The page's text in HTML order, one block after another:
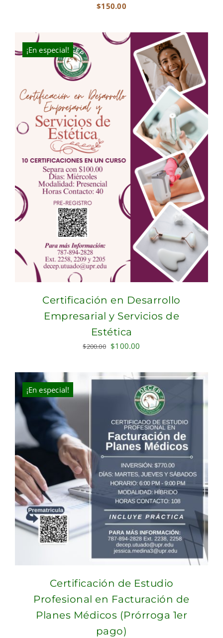
$150.00
¡En especial!
Certificación en Desarrollo
Empresarial y Servicios de
Estética
$200.00 Original
$200.00.
$100.00
is:
$100.00.
¡En especial!
Certificación de Estudio
Profesional en Facturación de
Planes Médicos (Prórroga 1er
pago)